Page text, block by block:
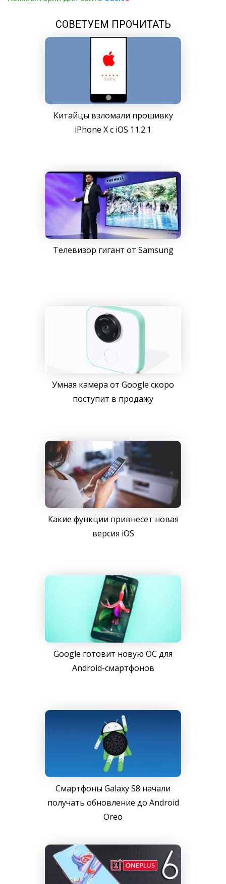
СОВЕТУЕМ ПРОЧИТАТЬ
Китайцы взломали прошивку
iPhone X с iOS 11.2.1
Телевизор гигант от Samsung
Умная камера от Google скоро
поступит в продажу
Какие функции привнесет новая
версия iOS
Google готовит новую ОС для
Android-смартфонов
Смартфоны Galaxy S8 начали
получать обновление до Android
Oreo